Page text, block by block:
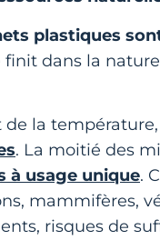
plastiques
finit dans la
de la
. La moitié des
à usage unique.
mammifères,
risques de